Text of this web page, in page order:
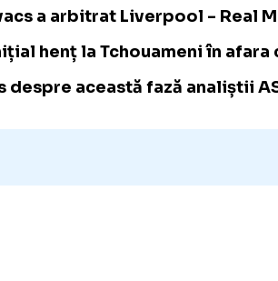
a arbitrat Liverpool - Real
henț la Tchouameni în
despre această fază analiștii